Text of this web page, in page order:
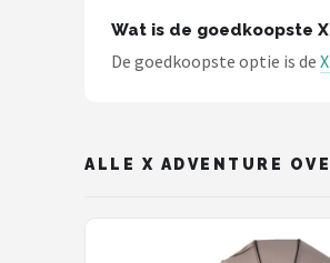
Happy Horse
Soft Touch
Wat is de goedkoopste
De goedkoopste optie is de
ALLE X ADVENTURE